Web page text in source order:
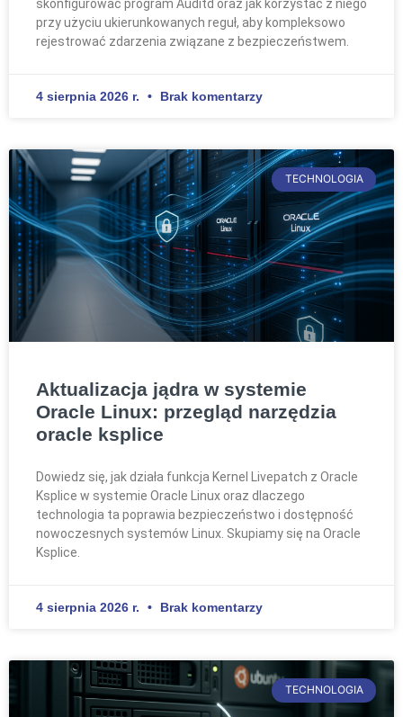
skonfigurować program Auditd oraz jak korzystać z niego
przy użyciu ukierunkowanych reguł, aby kompleksowo
rejestrować zdarzenia związane z bezpieczeństwem.
4 sierpnia 2026 r. Brak komentarzy
TECHNOLOGIA
Aktualizacja jądra w systemie
Oracle Linux: przegląd narzędzia
oracle ksplice
Dowiedz się, jak działa funkcja Kernel Livepatch z Oracle
Ksplice w systemie Oracle Linux oraz dlaczego
technologia ta poprawia bezpieczeństwo i dostępność
nowoczesnych systemów Linux. Skupiamy się na Oracle
Ksplice.
4 sierpnia 2026 r. Brak komentarzy
TECHNOLOGIA